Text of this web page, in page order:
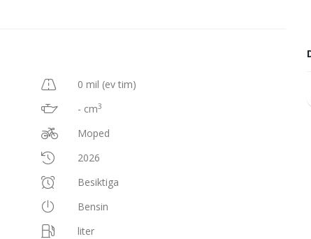
0 mil (ev tim)
- cm3
Moped
2026
Besiktiga
Bensin
liter